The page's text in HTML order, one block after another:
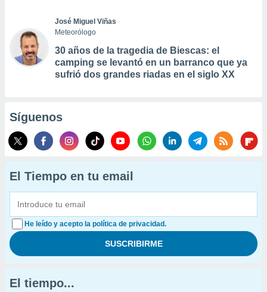
José Miguel Viñas
Meteorólogo
30 años de la tragedia de Biescas: el
camping se levantó en un barranco que ya
sufrió dos grandes riadas en el siglo XX
Síguenos
El Tiempo en tu email
He leído y acepto la política de privacidad.
El tiempo...